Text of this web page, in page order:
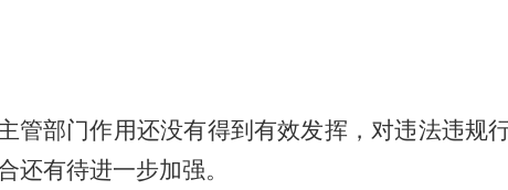
管部门作用还没有得到有效发挥，对违法违规
还有待进一步加强。